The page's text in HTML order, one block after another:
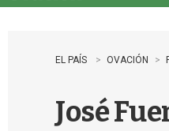
EL PAÍS OVACIÓN
José